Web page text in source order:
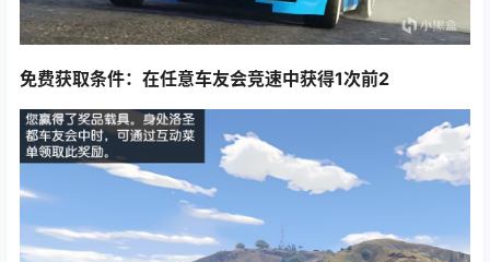
免费获取条件：在任意车友会竞速中获得1次前2